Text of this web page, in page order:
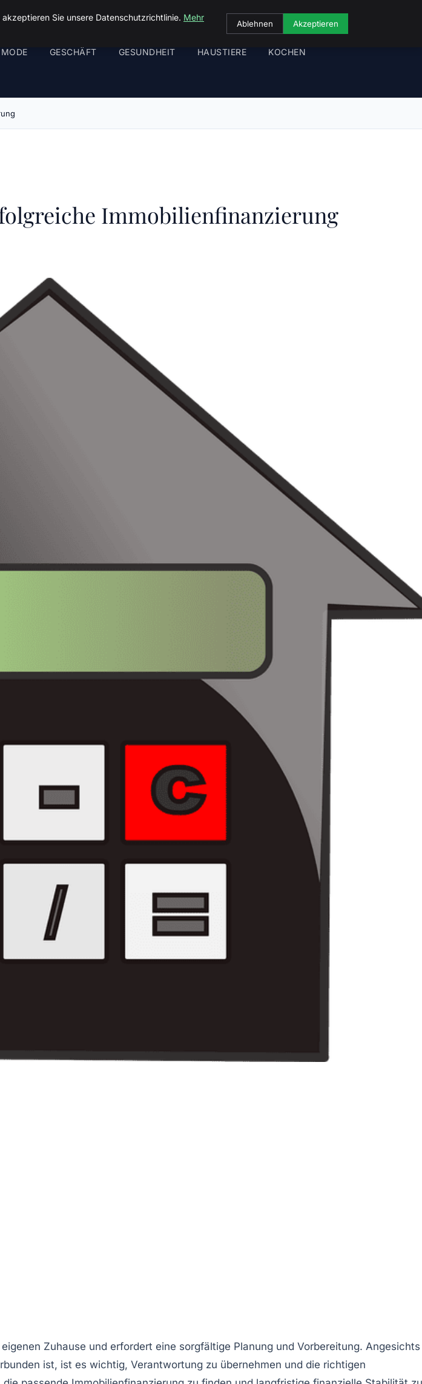
GESCHÄFT GESUNDHEIT HAUSTIERE KOCHEN
Immobilienfinanzierung
Zuhause und erfordert eine sorgfältige Planung und Vorbereitung.
ist, ist es wichtig, Verantwortung zu übernehmen und die richtigen
Sie unsere Datenschutzrichtlinie. Mehr
Ablehnen Akzeptieren